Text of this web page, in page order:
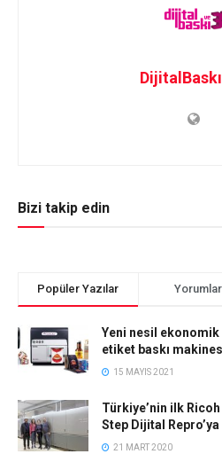
Bizi takip edin
Popüler Yazılar Yorumlar
Yeni nesil
etiket baskı
15 MAYIS 2021
Türkiye’nin ilk
Step Dijital
21 MART 2020